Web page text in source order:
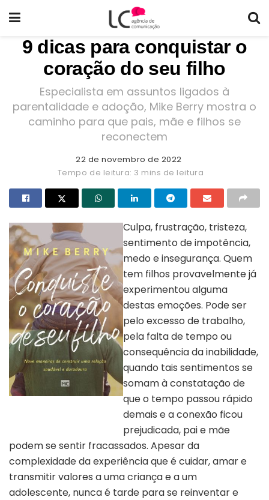
9 dicas para conquistar o
coração do seu filho
Especialista em assuntos ligados à
parentalidade e adoção, Mike Berry mostra o
caminho para que pais, mãe e filhos se
reconectem
22 de novembro de 2022
Tempo de leitura: 3 mins de leitura
Culpa, frustração, tristeza,
sentimento de impotência,
medo e insegurança. Quem
tem filhos provavelmente já
experimentou alguma
destas emoções. Pode ser
pelo excesso de trabalho,
pela falta de tempo ou
consequência da inabilidade,
quando tais sentimentos se
somam à constatação de
que o tempo passou rápido
demais e a conexão ficou
prejudicada, pai e mãe
podem se sentir fracassados. Apesar da
complexidade da experiência que é cuidar, amar e
transmitir valores a uma criança e a um
adolescente, nunca é tarde para se reinventar e